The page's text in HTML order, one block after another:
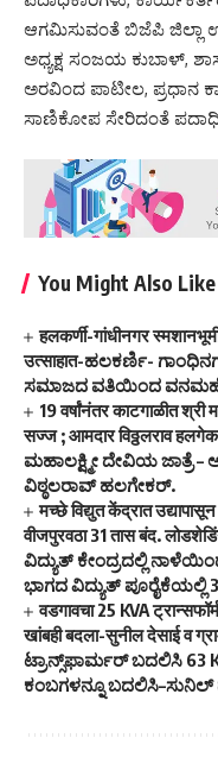
ಆಗಮಿಸುವಂತೆ ಬಿಜೆಪಿ ಜಿಲ್ಲಾ
ಅಧ್ಯಕ್ಷ ಸಂಜಯ ಕುಬಾಳ್,
ಅರವಿಂದ ಪಾಟೀಲ, ಪ್ರಧಾನ
ಸಾಣಿಕೋಪ ಸೇರಿದಂತೆ
You Might Also Like
हलकर्णी-गांधीनगर
उत्साहात-ಹಲಕರ್ಣಿ-
ಸಮಾಜದ ವತಿಯಿಂದ
19 वर्षांनंतर काटगाळीत श्री
सज्ज ; आमदार विठ्ठलराव
ಮಹಾಲಕ್ಷ್ಮೀ ದೇವಿಯ ಜಾತ್ರೆ –
ವಿಠ್ಠಲರಾವ್ ಹಲಗೇಕರ್.
मच्छे विद्युत केंद्रात
वीजपुरवठा 31 तास बंद.
ವಿದ್ಯುತ್ ಕೇಂದ್ರದಲ್ಲಿ
ಭಾಗದ ವಿದ್ಯುತ್ ಪೂರೈಕೆಯಲ್ಲಿ
वडगावचा 25 KVA
खांबही बदला-सुनील देसाई व
ಟ್ರಾನ್ಸ್‌ಫಾರ್ಮರ್ ಬದಲಿಸಿ 63
ಕಂಬಗಳನ್ನೂ